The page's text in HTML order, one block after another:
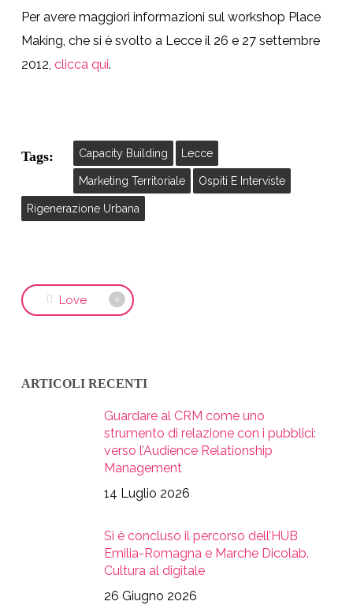
Per avere maggiori informazioni sul workshop Place
Making, che si è svolto a Lecce il 26 e 27 settembre
2012, clicca qui.
Tags: Capacity Building Lecce
Marketing Territoriale Ospiti E Interviste
Rigenerazione Urbana
Love 0
ARTICOLI RECENTI
Guardare al CRM come uno
strumento di relazione con i pubblici:
verso l’Audience Relationship
Management
14 Luglio 2026
Si è concluso il percorso dell’HUB
Emilia-Romagna e Marche Dicolab.
Cultura al digitale
26 Giugno 2026